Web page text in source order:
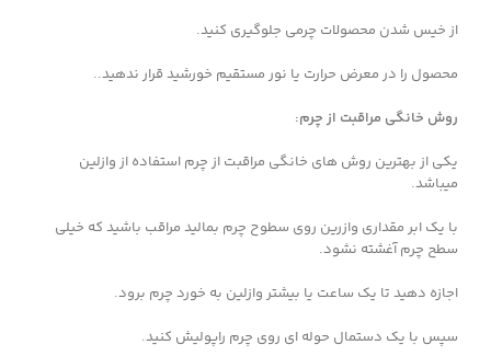
از خیس شدن محصولات چرمی جلوگیری کنید.
محصول را در معرض حرارت یا نور مستقیم خورشید قرار ندهید..
روش خانگی مراقبت از چرم:
یکی از بهترین روش های خانگی مراقبت از چرم استفاده از وازلین
میباشد.
با یک ابر مقداری وازرین روی سطوح چرم بمالید مراقب باشید که خیلی
سطح چرم آغشته نشود.
اجازه دهید تا یک ساعت یا بیشتر وازلین به خورد چرم برود.
سپس با یک دستمال حوله ای روی چرم راپولیش کنید.